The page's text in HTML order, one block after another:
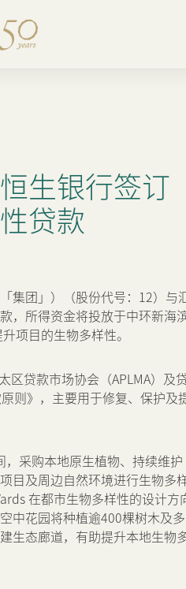
我们的创办人
我们的管理层
50周年
内地业务
上市附属及联营公司
物业相关业务
奖项及荣誉
中期报告/年报及可持续
业绩简报
以电子方式发布公司通讯
证券变动报表
通告(补发遗失股票)
香港出租物业
出租物业总表
过去主要发展项目
生银行签订
贷款
集团」）（股份代号：12）与
，所得资金将投放于中环新海
项目的生物多样性。
区贷款市场协会（APLMA）及
则》，主要用于修复、保护及
采购本地原生植物、持续维护
目及周边自然环境进行生物多
在都市生物多样性的设计方
中花园将种植逾400棵树木及多
生态廊道，有助提升本地生物